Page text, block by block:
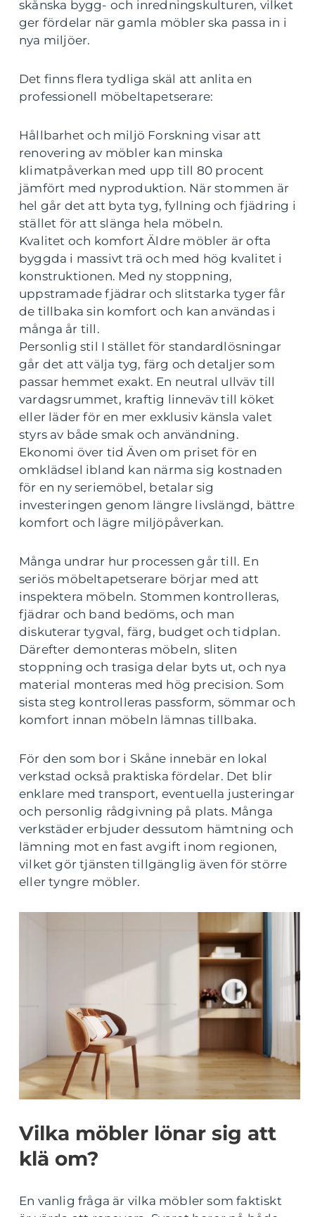
skånska bygg- och inredningskulturen, vilket
ger fördelar när gamla möbler ska passa in i
nya miljöer.
Det finns flera tydliga skäl att anlita en
professionell möbeltapetserare:
Hållbarhet och miljö Forskning visar att
renovering av möbler kan minska
klimatpåverkan med upp till 80 procent
jämfört med nyproduktion. När stommen är
hel går det att byta tyg, fyllning och fjädring i
stället för att slänga hela möbeln.
Kvalitet och komfort Äldre möbler är ofta
byggda i massivt trä och med hög kvalitet i
konstruktionen. Med ny stoppning,
uppstramade fjädrar och slitstarka tyger får
de tillbaka sin komfort och kan användas i
många år till.
Personlig stil I stället för standardlösningar
går det att välja tyg, färg och detaljer som
passar hemmet exakt. En neutral ullväv till
vardagsrummet, kraftig linneväv till köket
eller läder för en mer exklusiv känsla valet
styrs av både smak och användning.
Ekonomi över tid Även om priset för en
omklädsel ibland kan närma sig kostnaden
för en ny seriemöbel, betalar sig
investeringen genom längre livslängd, bättre
komfort och lägre miljöpåverkan.
Många undrar hur processen går till. En
seriös möbeltapetserare börjar med att
inspektera möbeln. Stommen kontrolleras,
fjädrar och band bedöms, och man
diskuterar tygval, färg, budget och tidplan.
Därefter demonteras möbeln, sliten
stoppning och trasiga delar byts ut, och nya
material monteras med hög precision. Som
sista steg kontrolleras passform, sömmar och
komfort innan möbeln lämnas tillbaka.
För den som bor i Skåne innebär en lokal
verkstad också praktiska fördelar. Det blir
enklare med transport, eventuella justeringar
och personlig rådgivning på plats. Många
verkstäder erbjuder dessutom hämtning och
lämning mot en fast avgift inom regionen,
vilket gör tjänsten tillgänglig även för större
eller tyngre möbler.
Vilka möbler lönar sig att
klä om?
En vanlig fråga är vilka möbler som faktiskt